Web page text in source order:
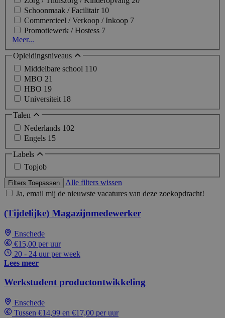
Schoonmaak / Facilitair 10
Commercieel / Verkoop / Inkoop 7
Promotiewerk / Hostess 7
Meer...
Opleidingsniveaus
Middelbare school 110
MBO 21
HBO 19
Universiteit 18
Talen
Nederlands 102
Engels 15
Labels
Topjob
Filters Toepassen
Alle filters wissen
Ja, email mij de nieuwste vacatures van deze zoekopdracht!
(Tijdelijke) Magazijnmedewerker
Enschede
€15,00 per uur
20 - 24 uur per week
Lees meer
Werkstudent productontwikkeling
Enschede
Tussen €14,99 en €17,00 per uur